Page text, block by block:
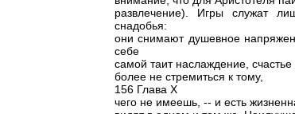
развлечение). Игры служат
снадобья:
они снимают душевное
себе
самой таит наслаждение,
более не стремиться к тому,
156 Глава Х
чего не имеешь, -- и есть